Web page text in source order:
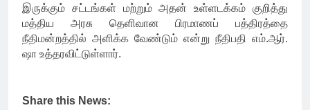
இருக்கும் சட்டங்கள் மற்றும் அதன் உள்ளடக்கம் குறித்து
மத்திய அரசு தெளிவான பிரமாணப் பத்திரத்தை
நீதிமன்றத்தில் அளிக்க வேண்டும் என்று நீதிபதி எம்.ஆர்.
ஷா உத்தரவிட்டுள்ளார்.
Share this News: